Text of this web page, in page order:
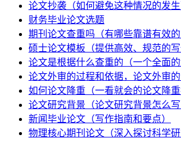
论文抄袭（如何避免这种情况的发生
财务毕业论文选题
期刊论文查重吗（有哪些靠谱有效的
硕士论文模板（提供高效、规范的写
论文是根据什么查重的（一个全面的
论文外审的过程和依据，论文外审
如何论文降重（一看就会的论文降重
论文研究背景（论文研究背景怎么写
新闻毕业论文（写作指南和要点）
物理核心期刊论文（深入探讨科学研